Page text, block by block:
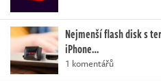
Nejmenší flash disk s
iPhone…
1 komentářů